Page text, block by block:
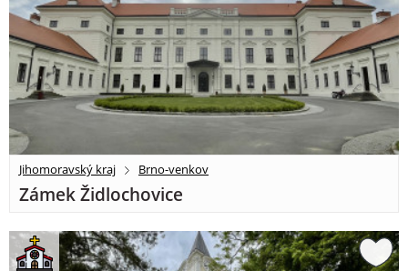
Jihomoravský kraj Brno-venkov
Zámek Židlochovice